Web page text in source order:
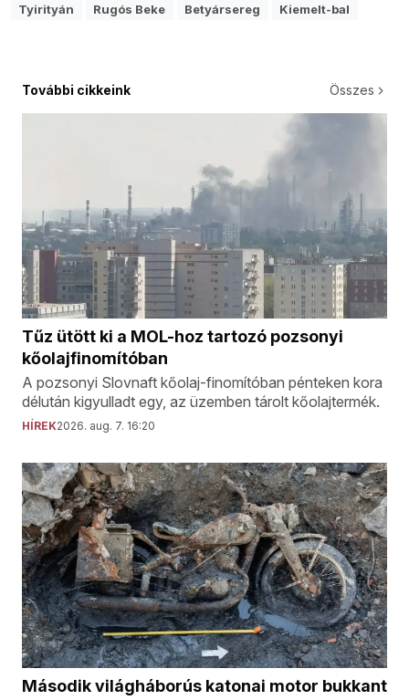
Tyirityán Rugós Beke Betyársereg Kiemelt-bal
További cikkeink Összes
Tűz ütött ki a MOL-hoz tartozó pozsonyi
kőolajfinomítóban
A pozsonyi Slovnaft kőolaj-finomítóban pénteken kora
délután kigyulladt egy, az üzemben tárolt kőolajtermék.
HÍREK2026. aug. 7. 16:20
Második világháborús katonai motor bukkant